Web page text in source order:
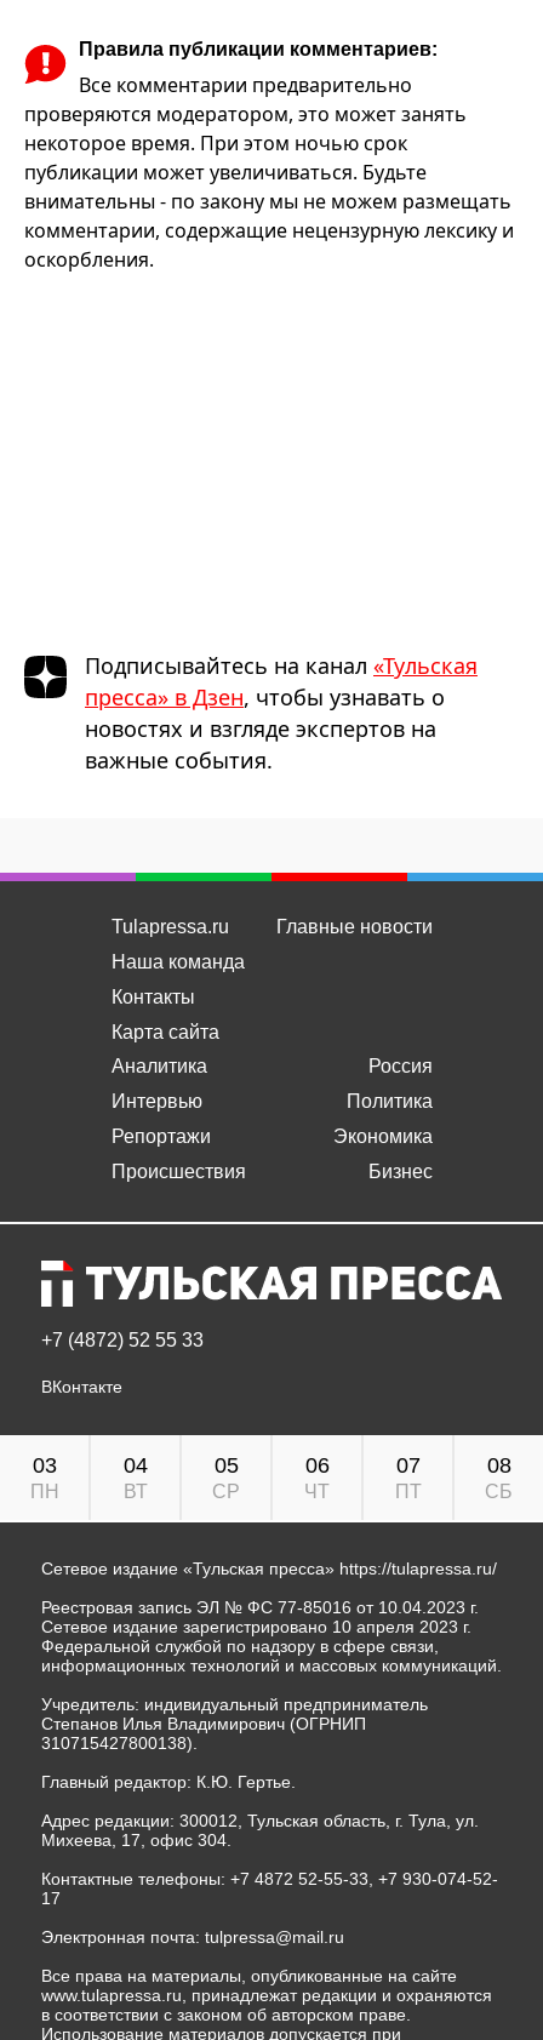
Правила публикации комментариев:
Все комментарии предварительно
проверяются модератором, это может занять
некоторое время. При этом ночью срок
публикации может увеличиваться. Будьте
внимательны - по закону мы не можем размещать
комментарии, содержащие нецензурную лексику и
оскорбления.
Подписывайтесь на канал «Тульская
пресса» в Дзен, чтобы узнавать о
новостях и взгляде экспертов на
важные события.
Tulapressa.ru
Наша команда
Контакты
Карта сайта
Главные новости
Аналитика
Интервью
Репортажи
Происшествия
Россия
Политика
Экономика
Бизнес
+7 (4872) 52 55 33
ВКонтакте
03
ПН
04
ВТ
05
СР
06
ЧТ
07
ПТ
08
СБ
Сетевое издание «Тульская пресса» https://tulapressa.ru/
Реестровая запись ЭЛ № ФС 77-85016 от 10.04.2023 г.
Сетевое издание зарегистрировано 10 апреля 2023 г.
Федеральной службой по надзору в сфере связи,
информационных технологий и массовых коммуникаций.
Учредитель: индивидуальный предприниматель
Степанов Илья Владимирович (ОГРНИП
310715427800138).
Главный редактор: К.Ю. Гертье.
Адрес редакции: 300012, Тульская область, г. Тула, ул.
Михеева, 17, офис 304.
Контактные телефоны: +7 4872 52-55-33, +7 930-074-52-
17
Электронная почта: tulpressa@mail.ru
Все права на материалы, опубликованные на сайте
www.tulapressa.ru, принадлежат редакции и охраняются
в соответствии с законом об авторском праве.
Использование материалов допускается при